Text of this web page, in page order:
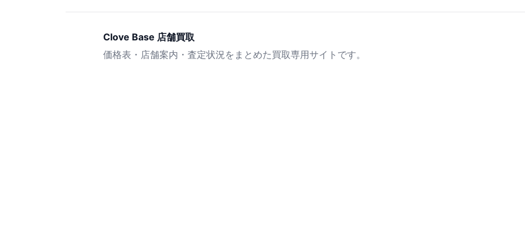
Clove Base 店舗買取
価格表・店舗案内・査定状況をまとめた買取専用サイトです。